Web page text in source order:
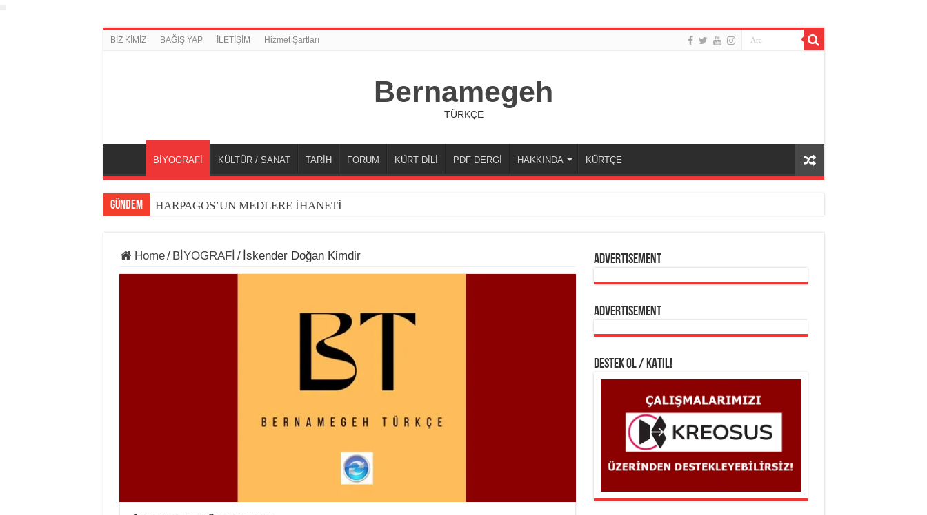
BİZ KİMİZ BAĞIŞ YAP İLETİŞİM Hizmet Şartları
Bernamegeh
TÜRKÇE
BİYOGRAFİ KÜLTÜR / SANAT TARİH FORUM KÜRT DİLİ PDF DERGİ HAKKINDA KÜRTÇE
GÜNDEM HARPAGOS’UN MEDLERE İHANETİ
Home/ BİYOGRAFİ / İskender Doğan Kimdir Advertisement
Advertisement
DESTEK OL / KATIL!